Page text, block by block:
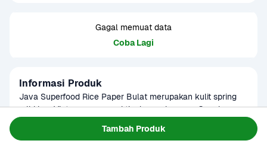
Tambah Produk
Gagal memuat data
Coba Lagi
Informasi Produk
Java Superfood Rice Paper Bulat merupakan kulit spring
roll khas Vietnam yang praktis dan serbaguna. Cocok
lumpia fresh, hingga kreasi camilan sehat lainnya. Memiliki
1 - 2 Jam Tiba Hari ini